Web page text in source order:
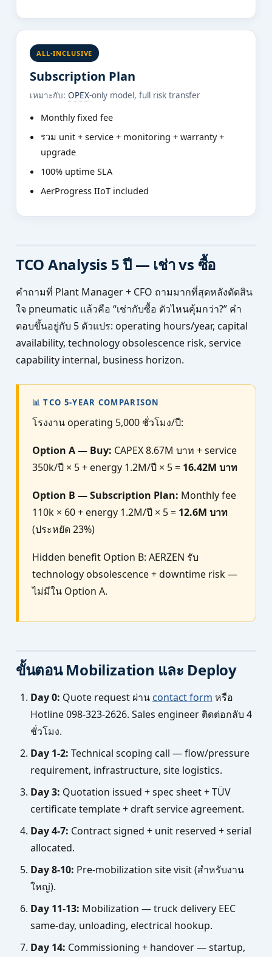
ALL-INCLUSIVE
Subscription Plan
เหมาะกับ: OPEX-only model, full risk transfer
Monthly fixed fee
รวม unit + service + monitoring + warranty +
upgrade
100% uptime SLA
AerProgress IIoT included
TCO Analysis 5 ปี — เช่า vs ซื้อ
คำถามที่ Plant Manager + CFO ถามมากที่สุดหลังตัดสิน
ใจ pneumatic แล้วคือ “เช่ากับซื้อ ตัวไหนคุ้มกว่า?” คำ
ตอบขึ้นอยู่กับ 5 ตัวแปร: operating hours/year, capital
availability, technology obsolescence risk, service
capability internal, business horizon.
📊 TCO 5-YEAR COMPARISON
โรงงาน operating 5,000 ชั่วโมง/ปี:
Option A — Buy: CAPEX 8.67M บาท + service
350k/ปี × 5 + energy 1.2M/ปี × 5 = 16.42M บาท
Option B — Subscription Plan: Monthly fee
110k × 60 + energy 1.2M/ปี × 5 = 12.6M บาท
(ประหยัด 23%)
Hidden benefit Option B: AERZEN รับ
technology obsolescence + downtime risk —
ไม่มีใน Option A.
ขั้นตอน Mobilization และ Deploy
Day 0: Quote request ผ่าน contact form หรือ
Hotline 098-323-2626. Sales engineer ติดต่อกลับ 4
ชั่วโมง.
Day 1-2: Technical scoping call — flow/pressure
requirement, infrastructure, site logistics.
Day 3: Quotation issued + spec sheet + TÜV
certificate template + draft service agreement.
Day 4-7: Contract signed + unit reserved + serial
allocated.
Day 8-10: Pre-mobilization site visit (สำหรับงาน
ใหญ่).
Day 11-13: Mobilization — truck delivery EEC
same-day, unloading, electrical hookup.
Day 14: Commissioning + handover — startup,